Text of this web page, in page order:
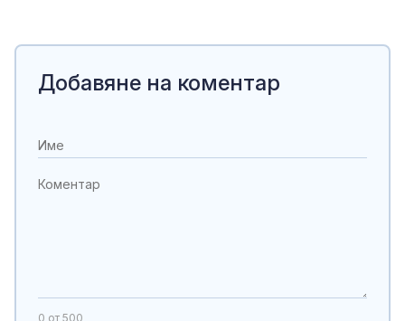
Добавяне на коментар
0 от 500